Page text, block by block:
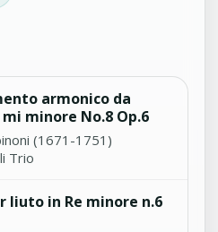
armonico da
minore No.8 Op.6
(1671-1751)
Trio
liuto in Re minore n.6